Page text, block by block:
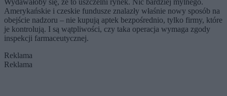
Wydawałoby się, że to uszczelni rynek. Nic bardziej mylnego.
Amerykańskie i czeskie fundusze znalazły właśnie nowy sposób na
obejście nadzoru – nie kupują aptek bezpośrednio, tylko firmy, które
je kontrolują. I są wątpliwości, czy taka operacja wymaga zgody
inspekcji farmaceutycznej.
Reklama
Reklama